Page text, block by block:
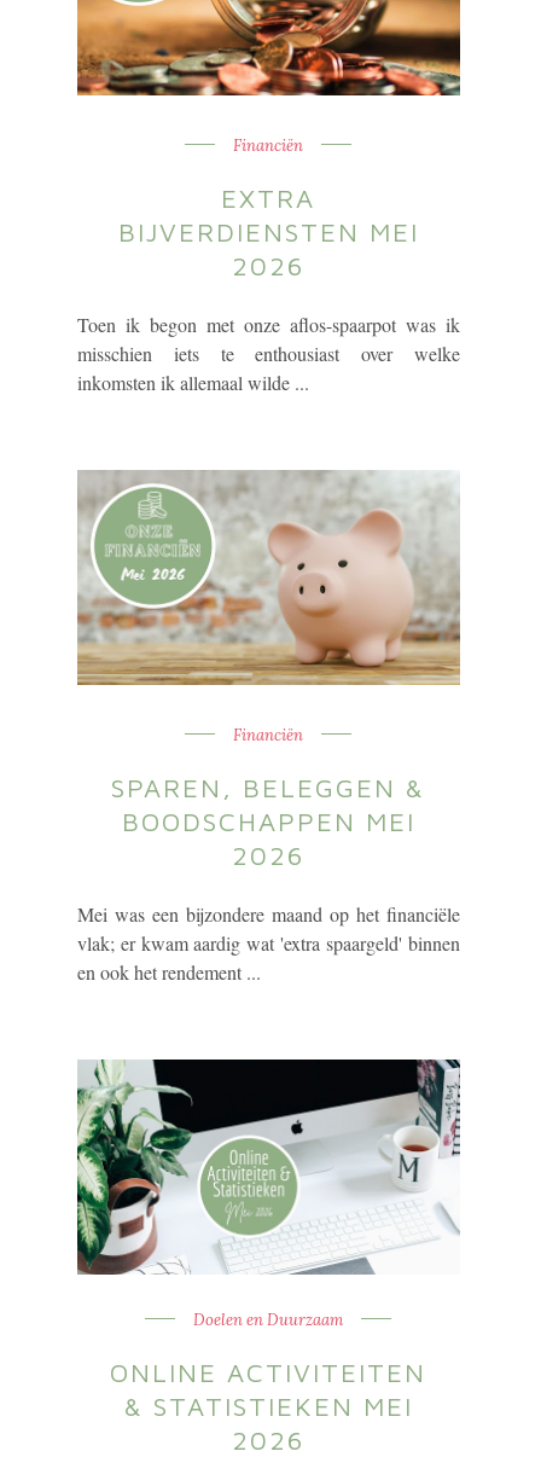
Financiën
EXTRA
BIJVERDIENSTEN MEI
2026
Toen ik begon met onze aflos-spaarpot was ik
misschien iets te enthousiast over welke
inkomsten ik allemaal wilde ...
Financiën
SPAREN, BELEGGEN &
BOODSCHAPPEN MEI
2026
Mei was een bijzondere maand op het financiële
vlak; er kwam aardig wat 'extra spaargeld' binnen
en ook het rendement ...
Doelen en Duurzaam
ONLINE ACTIVITEITEN
& STATISTIEKEN MEI
2026